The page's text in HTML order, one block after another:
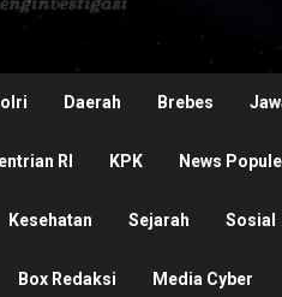
Daerah Brebes
RI KPK News
Kesehatan Sejarah Sosial
Box Redaksi Media Cyber